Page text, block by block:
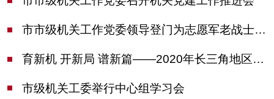
市市级机关工作党委领导登门为志愿军老战士佩戴纪念章
育新机 开新局 谱新篇——2020年长三角地区机关党建工作研讨会在南京召开
市级机关工委举行中心组学习会